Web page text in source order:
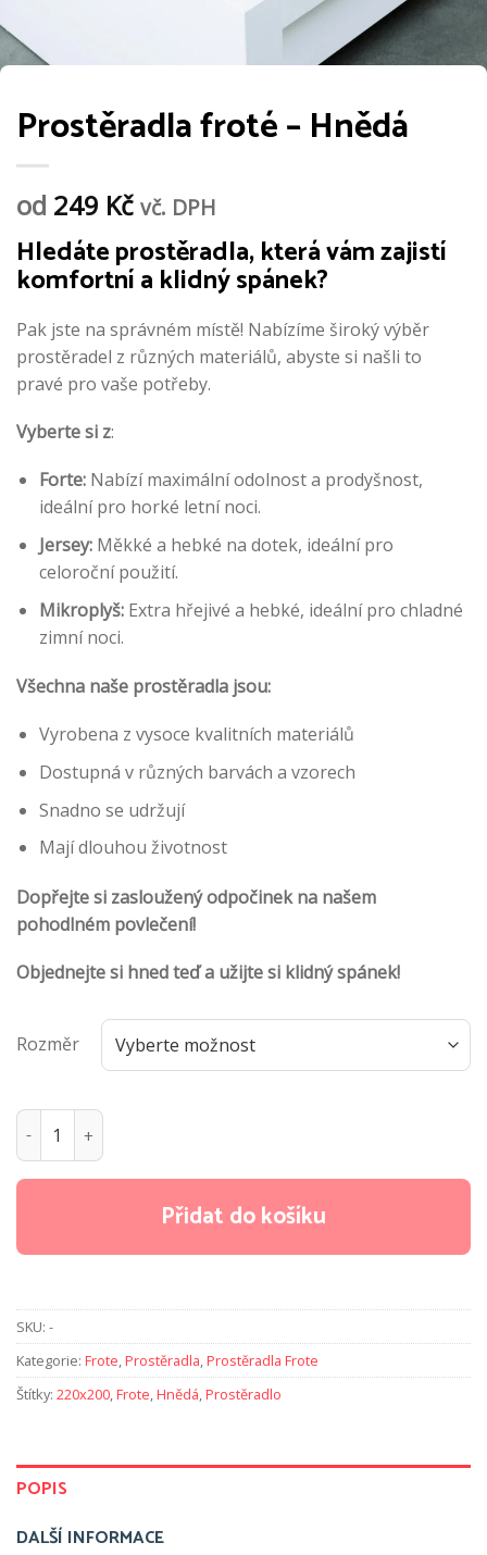
Prostěradla froté – Hnědá
od 249 Kč vč. DPH
Hledáte prostěradla, která vám zajistí
komfortní a klidný spánek?
Pak jste na správném místě! Nabízíme široký výběr
prostěradel z různých materiálů, abyste si našli to
pravé pro vaše potřeby.
Vyberte si z:
Forte:Nabízí maximální odolnost a prodyšnost,
ideální pro horké letní noci.
Jersey:Měkké a hebké na dotek, ideální pro
celoroční použití.
Mikroplyš:Extra hřejivé a hebké, ideální pro chladné
zimní noci.
Všechna naše prostěradla jsou:
Vyrobena z vysoce kvalitních materiálů
Dostupná v různých barvách a vzorech
Snadno se udržují
Mají dlouhou životnost
Dopřejte si zasloužený odpočinek na našem
pohodlném povlečení!
Objednejte si hned teď a užijte si klidný spánek!
Rozměr
Prostěradla froté - Hnědá množství
Přidat do košíku
SKU: -
Kategorie: Frote,Prostěradla,Prostěradla Frote
Štítky: 220x200,Frote,Hnědá,Prostěradlo
POPIS
DALŠÍ INFORMACE